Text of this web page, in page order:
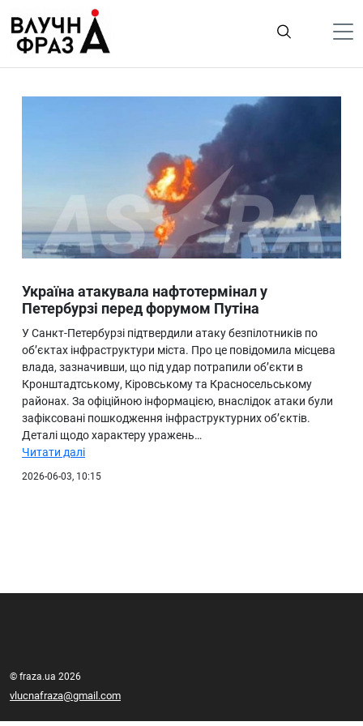
содержимому
Людина
Ukraine
Про нас
Україна атакувала нафтотермінал у
Петербурзі перед форумом Путіна
У Санкт-Петербурзі підтвердили атаку безпілотників по
об’єктах інфраструктури міста. Про це повідомила місцева
влада, зазначивши, що під удар потрапили об’єкти в
Кронштадтському, Кіровському та Красносельському
районах. За офіційною інформацією, внаслідок атаки були
зафіксовані пошкодження інфраструктурних об’єктів.
Деталі щодо характеру уражень…
Читати далі
2026-06-03, 10:15
© fraza.ua 2026
vlucnafraza@gmail.com